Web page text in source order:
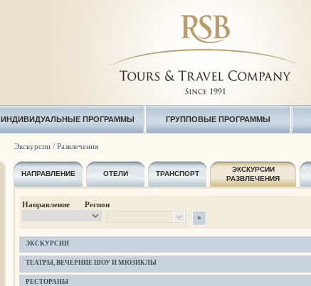
ИНДИВИДУАЛЬНЫЕ ПРОГРАММЫ ГРУППОВЫЕ ПРОГРАММЫ
Экскурсии / Развлечения
НАПРАВЛЕНИЕ ОТЕЛИ ТРАНСПОРТ
ЭКСКУРСИИ
РАЗВЛЕЧЕНИЯ
Направление Регион
ЭКСКУРСИИ
ТЕАТРЫ, ВЕЧЕРНИЕ ШОУ И МЮЗИКЛЫ
РЕСТОРАНЫ